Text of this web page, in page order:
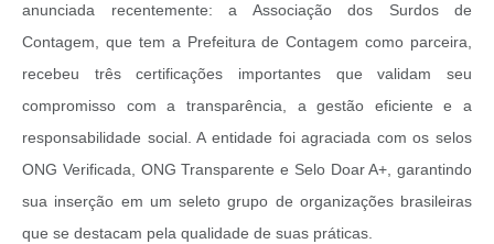
anunciada recentemente: a Associação dos Surdos de
Contagem, que tem a Prefeitura de Contagem como parceira,
recebeu três certificações importantes que validam seu
compromisso com a transparência, a gestão eficiente e a
responsabilidade social. A entidade foi agraciada com os selos
ONG Verificada, ONG Transparente e Selo Doar A+, garantindo
sua inserção em um seleto grupo de organizações brasileiras
que se destacam pela qualidade de suas práticas.